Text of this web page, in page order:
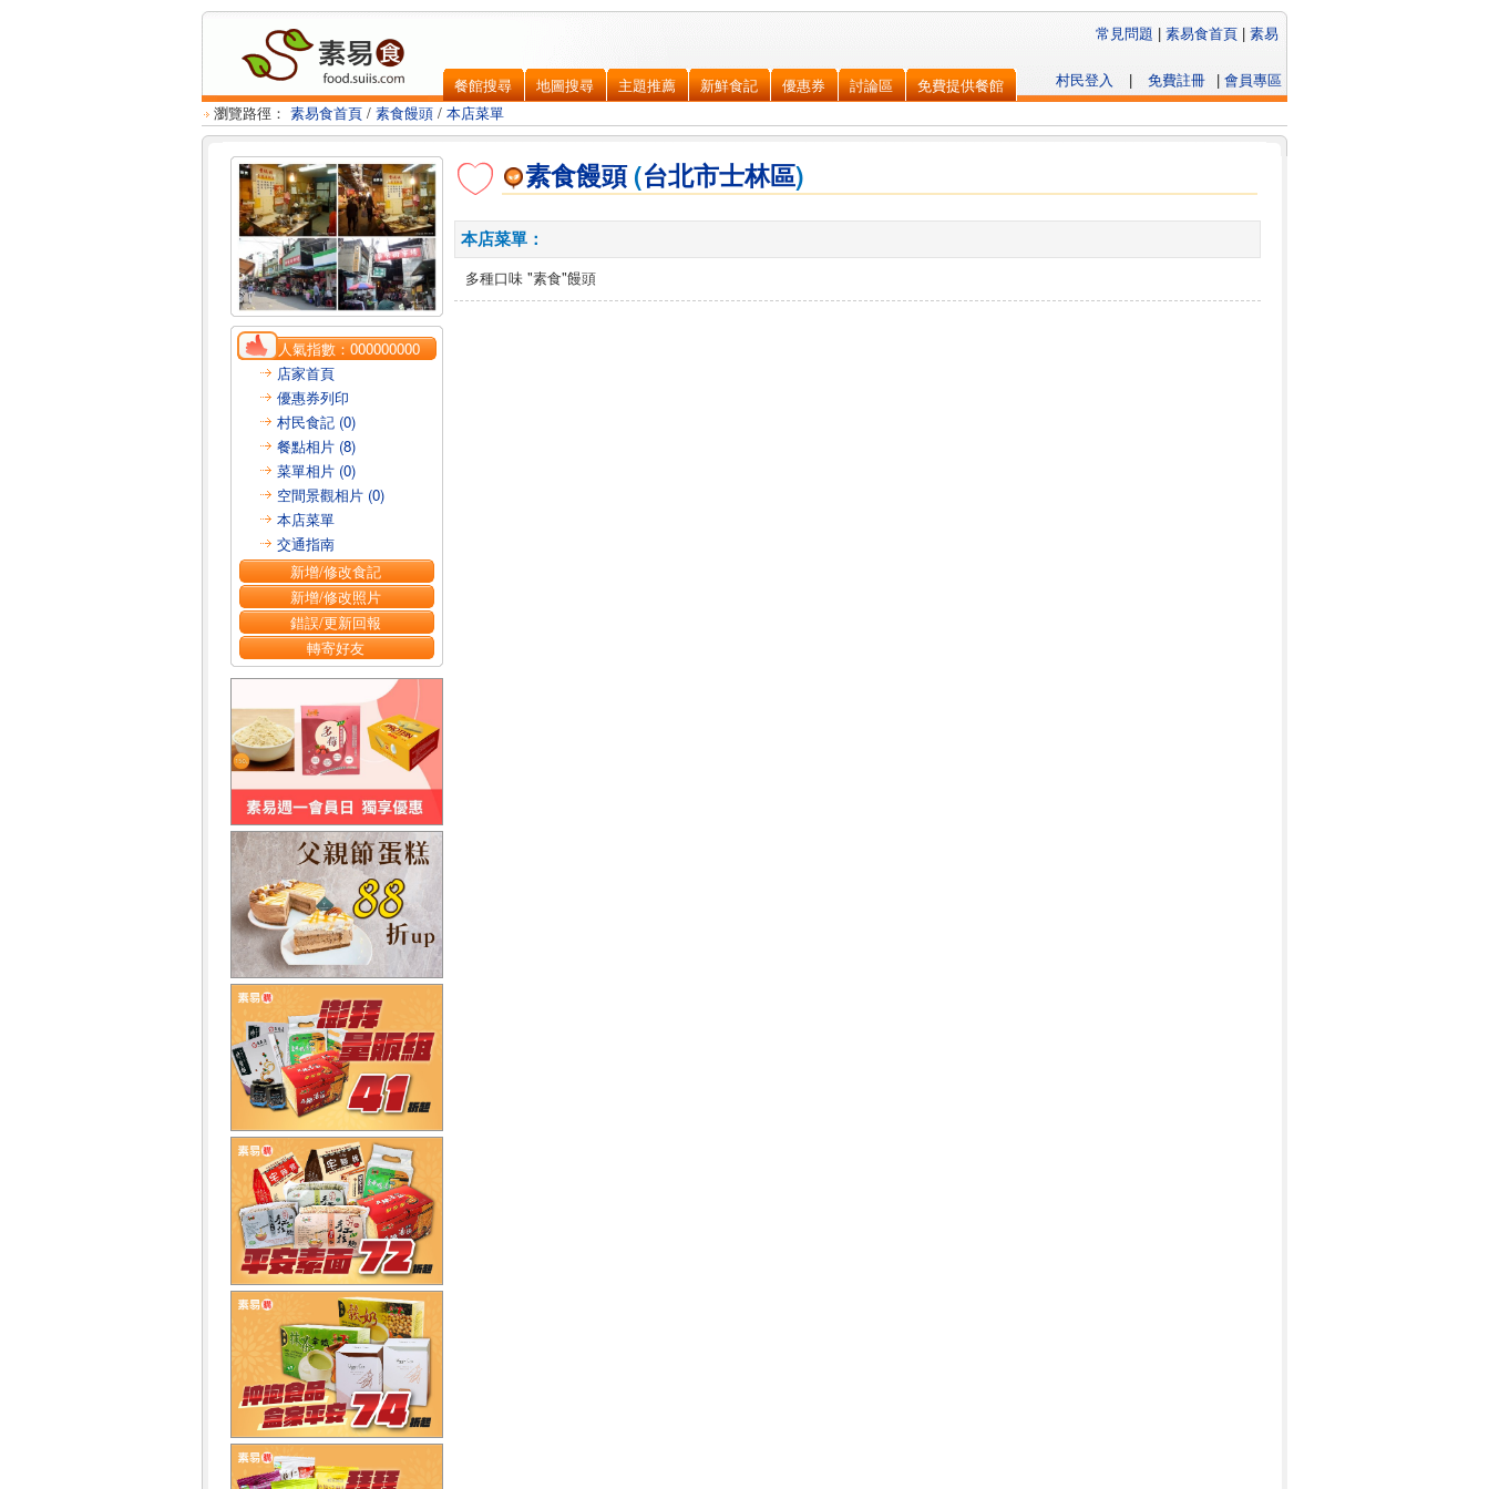
餐館搜尋 地圖搜尋 主題推薦 新鮮食記 優惠券 討論區 免費提供餐館 | 會員專區
免費註冊
|
村民登入
常見問題 | 素易食首頁 | 素易
瀏覽路徑： 素易食首頁 / 素食饅頭 / 本店菜單
人氣指數：000000000
店家首頁
優惠券列印
村民食記 (0)
餐點相片 (8)
菜單相片 (0)
空間景觀相片 (0)
本店菜單
交通指南
新增/修改食記
新增/修改照片
錯誤/更新回報
轉寄好友
素食饅頭 (台北市士林區)
本店菜單：
多種口味 "素食"饅頭